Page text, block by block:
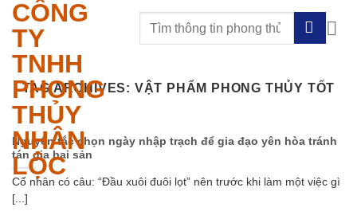
Skip
content
CÔNG
TY
TNHH
PHONG
THỦY
NHÂN
LỘC
TAG ARCHIVES: VẬT PHẨM PHONG THỦY TỐT
Nguyên tắc chọn ngày nhập trạch để gia đạo yên hòa tránh
tán gia bại sản
Cổ nhân có câu: “Đầu xuôi đuôi lọt” nên trước khi làm một việc gì
[...]